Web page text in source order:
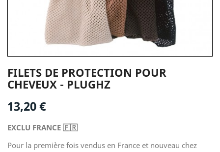
FILETS DE PROTECTION POUR
CHEVEUX - PLUGHZ
13,20 €
EXCLU FRANCE 🇫🇷
Pour la première fois vendus en France et nouveau chez